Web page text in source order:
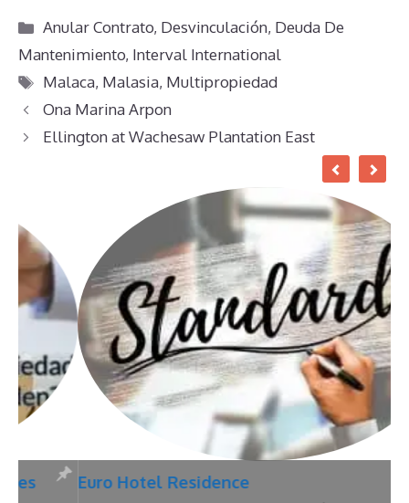
Categorías
Anular Contrato, Desvinculación, Deuda De
Mantenimiento, Interval International
Etiquetas
Malaca, Malasia, Multipropiedad
Ona Marina Arpon
Ellington at Wachesaw Plantation East
Euro Hotel Residence